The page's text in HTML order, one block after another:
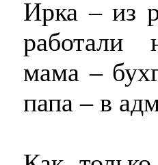
Ирка – из
работали
мама –
папа – в